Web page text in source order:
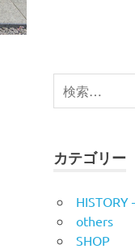
検
索
カテゴリー
others
SHOP